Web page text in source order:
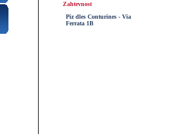
Zahtevnost
Piz dles Conturines - Via
Ferrata 1B